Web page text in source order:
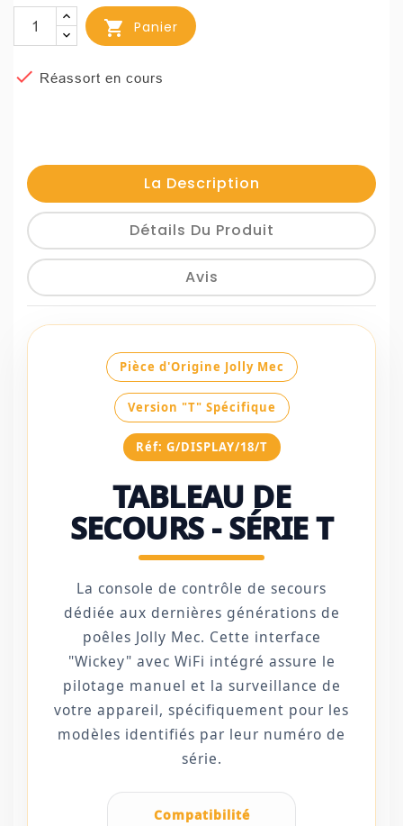
 Panier
 Réassort en cours
La Description
Détails Du Produit
Avis
Pièce d'Origine Jolly Mec
Version "T" Spécifique
Réf: G/DISPLAY/18/T
TABLEAU DE
SECOURS - SÉRIE T
La console de contrôle de secours
dédiée aux dernières générations de
poêles Jolly Mec. Cette interface
"Wickey" avec WiFi intégré assure le
pilotage manuel et la surveillance de
votre appareil, spécifiquement pour les
modèles identifiés par leur numéro de
série.
Compatibilité